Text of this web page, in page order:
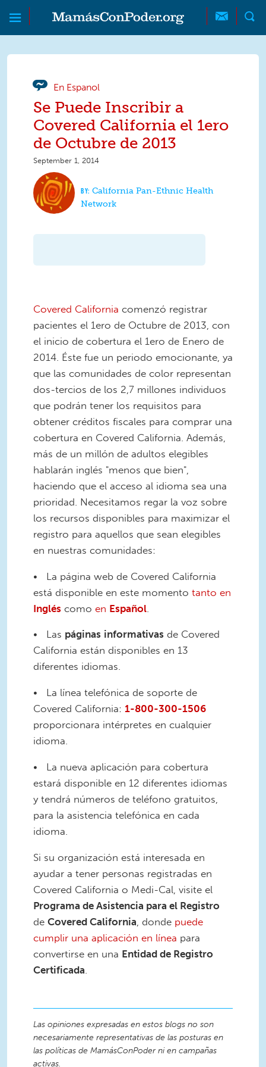
Skip to main content
Skip to main content
MamásConPoder
En Espanol
Se Puede Inscribir a
Covered California el 1ero
de Octubre de 2013
September 1, 2014
California Pan-Ethnic Health
Network
Covered California comenzó registrar
pacientes el 1ero de Octubre de 2013, con
el inicio de cobertura el 1ero de Enero de
2014. Éste fue un periodo emocionante, ya
que las comunidades de color representan
dos-tercios de los 2,7 millones individuos
que podrán tener los requisitos para
obtener créditos fiscales para comprar una
cobertura en Covered California. Además,
más de un millón de adultos elegibles
hablarán inglés "menos que bien",
haciendo que el acceso al idioma sea una
prioridad. Necesitamos regar la voz sobre
los recursos disponibles para maximizar el
registro para aquellos que sean elegibles
en nuestras comunidades:
• La página web de Covered California
está disponible en este momento tanto en
Inglés como en Español
• Las páginas informativas de Covered
California están disponibles en 13
diferentes idiomas.
• La línea telefónica de soporte de
Covered California: 1-800-300-1506
proporcionara intérpretes en cualquier
idioma.
• La nueva aplicación para cobertura
estará disponible en 12 diferentes idiomas
y tendrá números de teléfono gratuitos,
para la asistencia telefónica en cada
idioma.
Si su organización está interesada en
ayudar a tener personas registradas en
Covered California o Medi-Cal, visite el
Programa de Asistencia para el Registro
de Covered California , donde puede
cumplir una aplicación en línea para
convertirse en una Entidad de Registro
Certificada
Las opiniones expresadas en estos blogs no son
necesariamente representativas de las posturas en
las políticas de MamásConPoder ni en campañas
activas.